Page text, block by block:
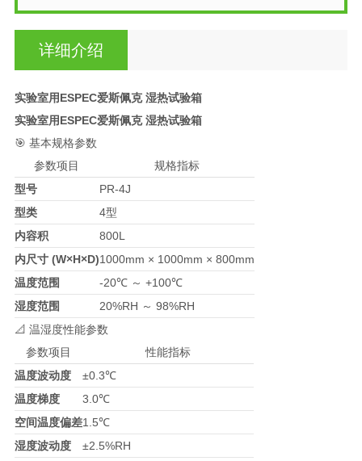
详细介绍
实验室用ESPEC爱斯佩克 湿热试验箱
实验室用ESPEC爱斯佩克 湿热试验箱
🎯 基本规格参数
参数项目
规格指标
型号
PR-4J
型类
4型
内容积
800L
内尺寸 (W×H×D)1000mm × 1000mm × 800mm
温度范围
-20℃ ～ +100℃
湿度范围
20%RH ～ 98%RH
📐 温湿度性能参数
参数项目
性能指标
温度波动度
±0.3℃
温度梯度
3.0℃
空间温度偏差1.5℃
湿度波动度
±2.5%RH